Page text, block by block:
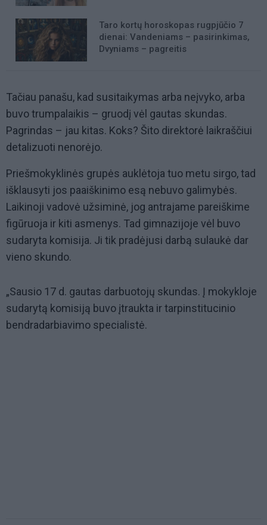
Taro kortų horoskopas rugpjūčio 7
dienai: Vandeniams – pasirinkimas,
Dvyniams – pagreitis
Tačiau panašu, kad susitaikymas arba neįvyko, arba
buvo trumpalaikis – gruodį vėl gautas skundas.
Pagrindas – jau kitas. Koks? Šito direktorė laikraščiui
detalizuoti nenorėjo.
Priešmokyklinės grupės auklėtoja tuo metu sirgo, tad
išklausyti jos paaiškinimo esą nebuvo galimybės.
Laikinoji vadovė užsiminė, jog antrajame pareiškime
figūruoja ir kiti asmenys. Tad gimnazijoje vėl buvo
sudaryta komisija. Ji tik pradėjusi darbą sulaukė dar
vieno skundo.
„Sausio 17 d. gautas darbuotojų skundas. Į mokykloje
sudarytą komisiją buvo įtraukta ir tarpinstitucinio
bendradarbiavimo specialistė.